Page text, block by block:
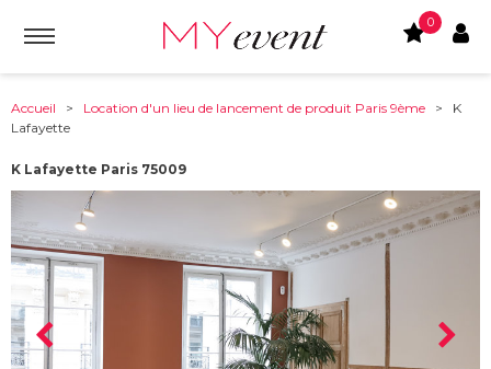
0
Accueil > Location d'un lieu de lancement de produit Paris 9ème > K
Lafayette
K Lafayette Paris 75009